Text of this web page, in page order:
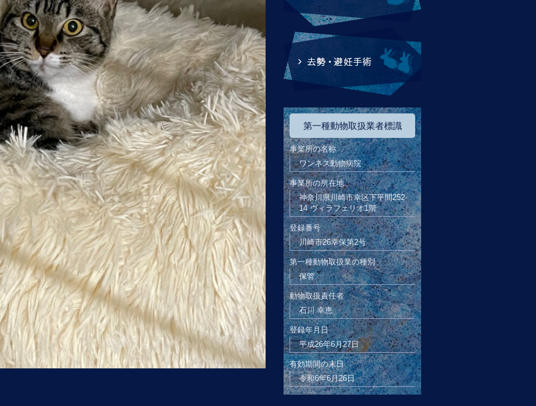
第一種動物取扱業者標識
事業所の名称
ワンネス動物病院
事業所の所在地
神奈川県川崎市幸区下平間252-
14 ヴィラフェリオ1階
登録番号
川崎市26幸保第2号
第一種動物取扱業の種別
保管
動物取扱責任者
石川 幸恵
登録年月日
平成26年6月27日
有効期間の末日
令和6年6月26日